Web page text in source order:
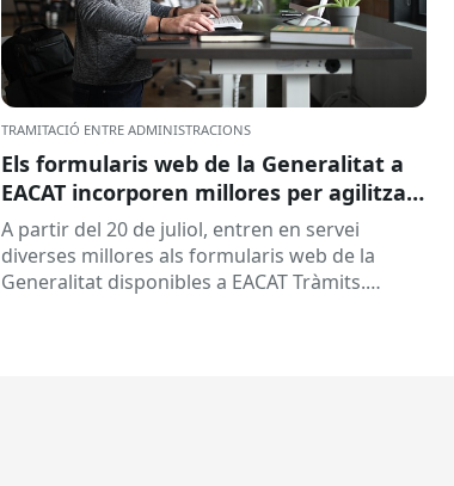
TRAMITACIÓ ENTRE ADMINISTRACIONS
Els formularis web de la Generalitat a
EACAT incorporen millores per agilitzar
la tramitació
A partir del 20 de juliol, entren en servei
diverses millores als formularis web de la
Generalitat disponibles a EACAT Tràmits.